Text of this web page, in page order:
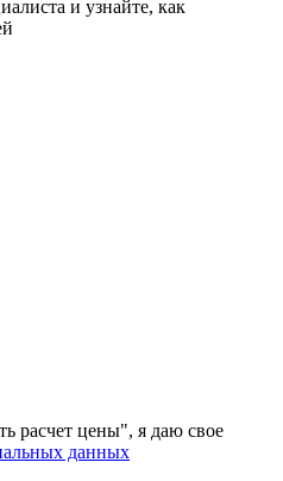
и узнайте, как
расчет цены", я даю свое
данных